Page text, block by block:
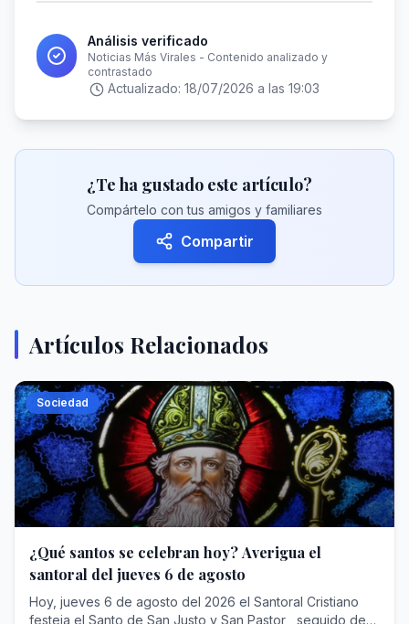
Análisis verificado
Noticias Más Virales - Contenido analizado y
contrastado
Actualizado: 18/07/2026 a las 19:03
¿Te ha gustado este artículo?
Compártelo con tus amigos y familiares
Compartir
Artículos Relacionados
Sociedad
¿Qué santos se celebran hoy? Averigua el
santoral del jueves 6 de agosto
Hoy, jueves 6 de agosto del 2026 el Santoral Cristiano
festeja el Santo de San Justo y San Pastor , seguido de